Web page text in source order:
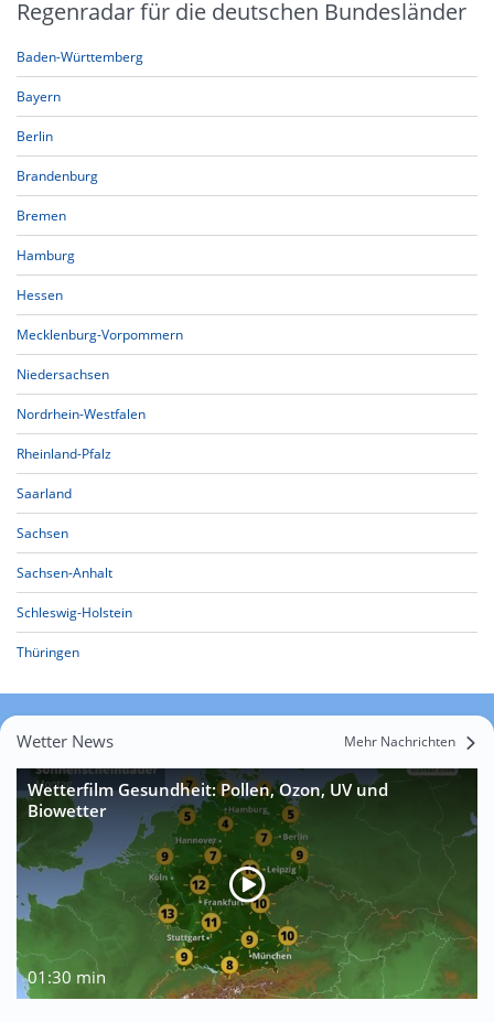
Regenradar für die deutschen Bundesländer
Baden-Württemberg
Bayern
Berlin
Brandenburg
Bremen
Hamburg
Hessen
Mecklenburg-Vorpommern
Niedersachsen
Nordrhein-Westfalen
Rheinland-Pfalz
Saarland
Sachsen
Sachsen-Anhalt
Schleswig-Holstein
Thüringen
Wetter News Mehr Nachrichten
Wetterfilm Gesundheit: Pollen, Ozon, UV und
Biowetter
01:30 min